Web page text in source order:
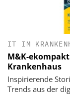
IT IM
M&K-
Krankenhaus
Inspirierende
Trends aus der